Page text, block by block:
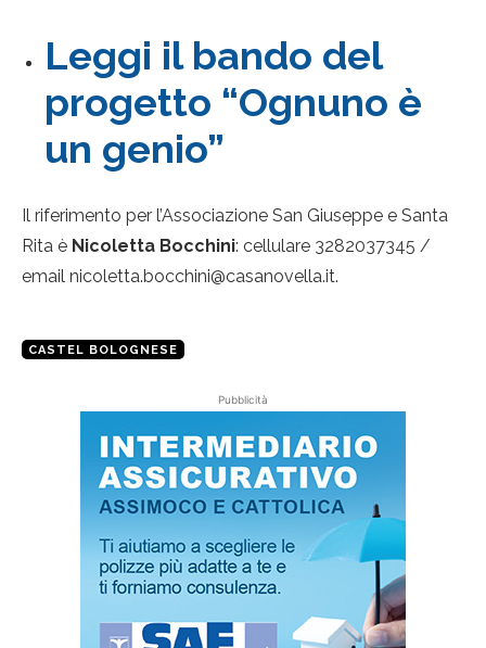
Leggi il bando del
progetto “Ognuno è
un genio”
Il riferimento per l’Associazione San Giuseppe e Santa
Rita è Nicoletta Bocchini: cellulare 3282037345 /
email nicoletta.bocchini@casanovella.it.
CASTEL BOLOGNESE
Pubblicità